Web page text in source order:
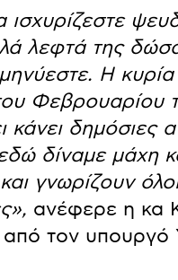
λεφτά της
Η
Φεβρουαρίου
κάνει
δίναμε μάχη
γνωρίζουν
ανέφερε η κα
τον υπουργό